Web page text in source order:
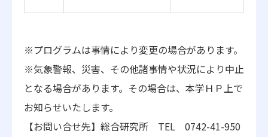
※プログラムは事情により変更の場合があります。
※気象警報、災害、その他諸事情や状況により中止
となる場合があります。その場合は、本学ＨＰ上で
お知らせいたします。
【お問い合せ先】総合研究所 TEL 0742-41-950